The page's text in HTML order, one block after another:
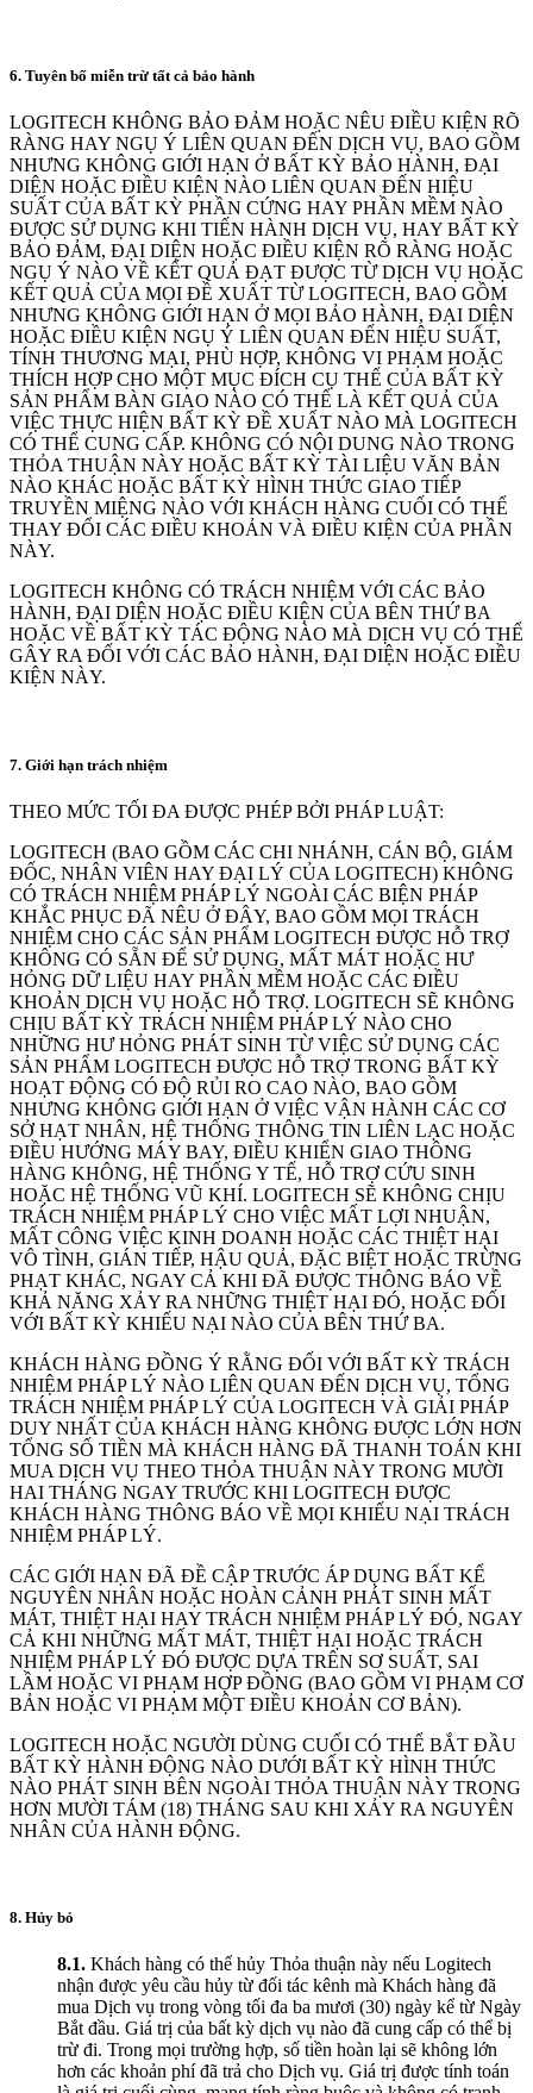
6. Tuyên bố miễn trừ tất cả bảo hành
LOGITECH KHÔNG BẢO ĐẢM HOẶC NÊU ĐIỀU KIỆN RÕ
RÀNG HAY NGỤ Ý LIÊN QUAN ĐẾN DỊCH VỤ, BAO GỒM
NHƯNG KHÔNG GIỚI HẠN Ở BẤT KỲ BẢO HÀNH, ĐẠI
DIỆN HOẶC ĐIỀU KIỆN NÀO LIÊN QUAN ĐẾN HIỆU
SUẤT CỦA BẤT KỲ PHẦN CỨNG HAY PHẦN MỀM NÀO
ĐƯỢC SỬ DỤNG KHI TIẾN HÀNH DỊCH VỤ, HAY BẤT KỲ
BẢO ĐẢM, ĐẠI DIỆN HOẶC ĐIỀU KIỆN RÕ RÀNG HOẶC
NGỤ Ý NÀO VỀ KẾT QUẢ ĐẠT ĐƯỢC TỪ DỊCH VỤ HOẶC
KẾT QUẢ CỦA MỌI ĐỀ XUẤT TỪ LOGITECH, BAO GỒM
NHƯNG KHÔNG GIỚI HẠN Ở MỌI BẢO HÀNH, ĐẠI DIỆN
HOẶC ĐIỀU KIỆN NGỤ Ý LIÊN QUAN ĐẾN HIỆU SUẤT,
TÍNH THƯƠNG MẠI, PHÙ HỢP, KHÔNG VI PHẠM HOẶC
THÍCH HỢP CHO MỘT MỤC ĐÍCH CỤ THỂ CỦA BẤT KỲ
SẢN PHẨM BÀN GIAO NÀO CÓ THỂ LÀ KẾT QUẢ CỦA
VIỆC THỰC HIỆN BẤT KỲ ĐỀ XUẤT NÀO MÀ LOGITECH
CÓ THỂ CUNG CẤP. KHÔNG CÓ NỘI DUNG NÀO TRONG
THỎA THUẬN NÀY HOẶC BẤT KỲ TÀI LIỆU VĂN BẢN
NÀO KHÁC HOẶC BẤT KỲ HÌNH THỨC GIAO TIẾP
TRUYỀN MIỆNG NÀO VỚI KHÁCH HÀNG CUỐI CÓ THỂ
THAY ĐỔI CÁC ĐIỀU KHOẢN VÀ ĐIỀU KIỆN CỦA PHẦN
NÀY.
LOGITECH KHÔNG CÓ TRÁCH NHIỆM VỚI CÁC BẢO
HÀNH, ĐẠI DIỆN HOẶC ĐIỀU KIỆN CỦA BÊN THỨ BA
HOẶC VỀ BẤT KỲ TÁC ĐỘNG NÀO MÀ DỊCH VỤ CÓ THỂ
GÂY RA ĐỐI VỚI CÁC BẢO HÀNH, ĐẠI DIỆN HOẶC ĐIỀU
KIỆN NÀY.
7. Giới hạn trách nhiệm
THEO MỨC TỐI ĐA ĐƯỢC PHÉP BỞI PHÁP LUẬT:
LOGITECH (BAO GỒM CÁC CHI NHÁNH, CÁN BỘ, GIÁM
ĐỐC, NHÂN VIÊN HAY ĐẠI LÝ CỦA LOGITECH) KHÔNG
CÓ TRÁCH NHIỆM PHÁP LÝ NGOÀI CÁC BIỆN PHÁP
KHẮC PHỤC ĐÃ NÊU Ở ĐÂY, BAO GỒM MỌI TRÁCH
NHIỆM CHO CÁC SẢN PHẨM LOGITECH ĐƯỢC HỖ TRỢ
KHÔNG CÓ SẴN ĐỂ SỬ DỤNG, MẤT MÁT HOẶC HƯ
HỎNG DỮ LIỆU HAY PHẦN MỀM HOẶC CÁC ĐIỀU
KHOẢN DỊCH VỤ HOẶC HỖ TRỢ. LOGITECH SẼ KHÔNG
CHỊU BẤT KỲ TRÁCH NHIỆM PHÁP LÝ NÀO CHO
NHỮNG HƯ HỎNG PHÁT SINH TỪ VIỆC SỬ DỤNG CÁC
SẢN PHẨM LOGITECH ĐƯỢC HỖ TRỢ TRONG BẤT KỲ
HOẠT ĐỘNG CÓ ĐỘ RỦI RO CAO NÀO, BAO GỒM
NHƯNG KHÔNG GIỚI HẠN Ở VIỆC VẬN HÀNH CÁC CƠ
SỞ HẠT NHÂN, HỆ THỐNG THÔNG TIN LIÊN LẠC HOẶC
ĐIỀU HƯỚNG MÁY BAY, ĐIỀU KHIỂN GIAO THÔNG
HÀNG KHÔNG, HỆ THỐNG Y TẾ, HỖ TRỢ CỨU SINH
HOẶC HỆ THỐNG VŨ KHÍ. LOGITECH SẼ KHÔNG CHỊU
TRÁCH NHIỆM PHÁP LÝ CHO VIỆC MẤT LỢI NHUẬN,
MẤT CÔNG VIỆC KINH DOANH HOẶC CÁC THIỆT HẠI
VÔ TÌNH, GIÁN TIẾP, HẬU QUẢ, ĐẶC BIỆT HOẶC TRỪNG
PHẠT KHÁC, NGAY CẢ KHI ĐÃ ĐƯỢC THÔNG BÁO VỀ
KHẢ NĂNG XẢY RA NHỮNG THIỆT HẠI ĐÓ, HOẶC ĐỐI
VỚI BẤT KỲ KHIẾU NẠI NÀO CỦA BÊN THỨ BA.
KHÁCH HÀNG ĐỒNG Ý RẰNG ĐỐI VỚI BẤT KỲ TRÁCH
NHIỆM PHÁP LÝ NÀO LIÊN QUAN ĐẾN DỊCH VỤ, TỔNG
TRÁCH NHIỆM PHÁP LÝ CỦA LOGITECH VÀ GIẢI PHÁP
DUY NHẤT CỦA KHÁCH HÀNG KHÔNG ĐƯỢC LỚN HƠN
TỔNG SỐ TIỀN MÀ KHÁCH HÀNG ĐÃ THANH TOÁN KHI
MUA DỊCH VỤ THEO THỎA THUẬN NÀY TRONG MƯỜI
HAI THÁNG NGAY TRƯỚC KHI LOGITECH ĐƯỢC
KHÁCH HÀNG THÔNG BÁO VỀ MỌI KHIẾU NẠI TRÁCH
NHIỆM PHÁP LÝ.
CÁC GIỚI HẠN ĐÃ ĐỀ CẬP TRƯỚC ÁP DỤNG BẤT KỂ
NGUYÊN NHÂN HOẶC HOÀN CẢNH PHÁT SINH MẤT
MÁT, THIỆT HẠI HAY TRÁCH NHIỆM PHÁP LÝ ĐÓ, NGAY
CẢ KHI NHỮNG MẤT MÁT, THIỆT HẠI HOẶC TRÁCH
NHIỆM PHÁP LÝ ĐÓ ĐƯỢC DỰA TRÊN SƠ SUẤT, SAI
LẦM HOẶC VI PHẠM HỢP ĐỒNG (BAO GỒM VI PHẠM CƠ
BẢN HOẶC VI PHẠM MỘT ĐIỀU KHOẢN CƠ BẢN).
LOGITECH HOẶC NGƯỜI DÙNG CUỐI CÓ THỂ BẮT ĐẦU
BẤT KỲ HÀNH ĐỘNG NÀO DƯỚI BẤT KỲ HÌNH THỨC
NÀO PHÁT SINH BÊN NGOÀI THỎA THUẬN NÀY TRONG
HƠN MƯỜI TÁM (18) THÁNG SAU KHI XẢY RA NGUYÊN
NHÂN CỦA HÀNH ĐỘNG.
8. Hủy bỏ
8.1. Khách hàng có thể hủy Thỏa thuận này nếu Logitech
nhận được yêu cầu hủy từ đối tác kênh mà Khách hàng đã
mua Dịch vụ trong vòng tối đa ba mươi (30) ngày kể từ Ngày
Bắt đầu. Giá trị của bất kỳ dịch vụ nào đã cung cấp có thể bị
trừ đi. Trong mọi trường hợp, số tiền hoàn lại sẽ không lớn
hơn các khoản phí đã trả cho Dịch vụ. Giá trị được tính toán